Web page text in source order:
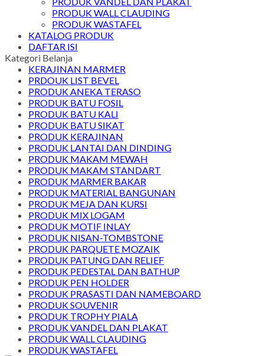
PRODUK WALL CLAUDING
PRODUK WASTAFEL
KATALOG PRODUK
DAFTAR ISI
Kategori Belanja
KERAJINAN MARMER
PRDOUK LIST BEVEL
PRODUK ANEKA TERASO
PRODUK BATU FOSIL
PRODUK BATU KALI
PRODUK BATU SIKAT
PRODUK KERAJINAN
PRODUK LANTAI DAN DINDING
PRODUK MAKAM MEWAH
PRODUK MAKAM STANDART
PRODUK MARMER BAKAR
PRODUK MATERIAL BANGUNAN
PRODUK MEJA DAN KURSI
PRODUK MIX LOGAM
PRODUK MOTIF INLAY
PRODUK NISAN-TOMBSTONE
PRODUK PARQUETE MOZAIK
PRODUK PATUNG DAN RELIEF
PRODUK PEDESTAL DAN BATHUP
PRODUK PEN HOLDER
PRODUK PRASASTI DAN NAMEBOARD
PRODUK SOUVENIR
PRODUK TROPHY PIALA
PRODUK VANDEL DAN PLAKAT
PRODUK WALL CLAUDING
PRODUK WASTAFEL